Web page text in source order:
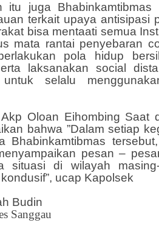
itu juga Bhabinkamtibmas
terkait upaya antisipasi
bisa mentaati semua
mata rantai penyebaran
pola hidup
laksanakan social
selalu
Oloan Eihombing Saat
bahwa ”Dalam setiap
Bhabinkamtibmas
pesan –
situasi di wilayah
ucap Kapolsek
Budin
Sanggau